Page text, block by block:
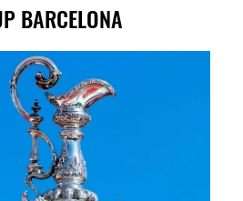
BARCELONA